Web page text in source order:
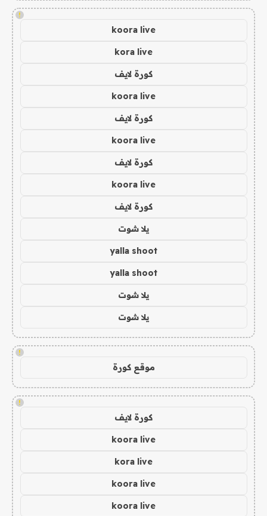
!
koora live
kora live
كورة لايف
koora live
كورة لايف
koora live
كورة لايف
koora live
كورة لايف
يلا شوت
yalla shoot
yalla shoot
يلا شوت
يلا شوت
!
موقع كورة
!
كورة لايف
koora live
kora live
koora live
koora live